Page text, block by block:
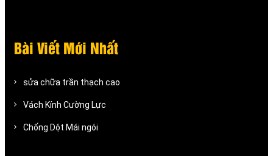
Bài Viết Mới Nhất
sửa chữa trần thạch cao
Vách Kính Cường Lực
Chống Dột Mái ngói